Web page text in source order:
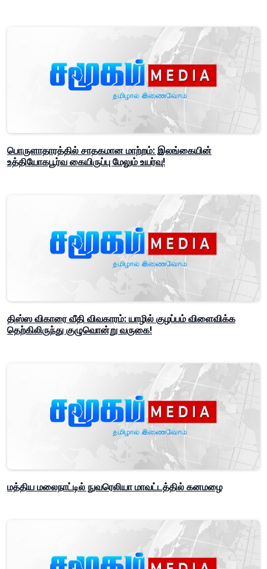
பொருளாதாரத்தில் சாதகமான மாற்றம்: இலங்கையின்
உத்தியோகபூர்வ கையிருப்பு மேலும் உயர்வு!
திஸ்ஸ விகாரை வீதி விவகாரம்: யாழில் குழப்பம் விளைவிக்க
தெற்கிலிருந்து குழுவொன்று வருகை!
மத்திய மலைநாட்டில் நுவரெலியா மாவட்டத்தில் கனமழை